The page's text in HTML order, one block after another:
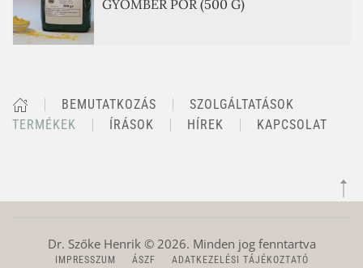
GYÖMBÉR POR (500 G)
BEMUTATKOZÁS
SZOLGÁLTATÁSOK
TERMÉKEK
ÍRÁSOK HÍREK KAPCSOLAT
Dr. Szőke Henrik © 2026. Minden jog fenntartva
IMPRESSZUM ÁSZF ADATKEZELÉSI TÁJÉKOZTATÓ